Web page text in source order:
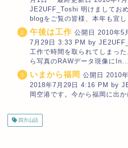
JE2UFF_Toshi 明けましてお
blogをご覧の皆様、本年も宜
午後は工作 公開日 2010年
7月29日 3:33 PM by
工作で時間を取られてしまっ
ら写真のRAWデータ現像にIn...
いまから福岡 公開日 2010
2018年7月29日 4:16 PM by
岡空港です。今から福岡に出か
四方山話